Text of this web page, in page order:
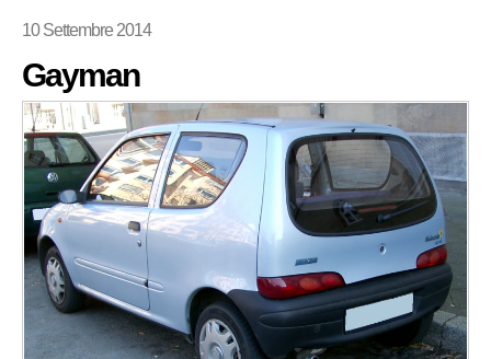
10 Settembre 2014
Gayman